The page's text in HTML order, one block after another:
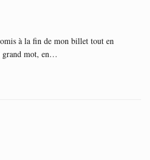
à la fin de mon billet tout en
grand mot, en…